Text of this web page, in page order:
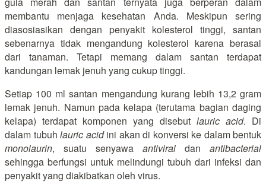
membantu menjaga kesehatan Anda. Meskipun sering
diasosiasikan dengan penyakit kolesterol tinggi, santan
sebenarnya tidak mengandung kolesterol karena berasal
dari tanaman. Tetapi memang dalam santan terdapat
kandungan lemak jenuh yang cukup tinggi.
Setiap 100 ml santan mengandung kurang lebih 13,2 gram
lemak jenuh. Namun pada kelapa (terutama bagian daging
kelapa) terdapat komponen yang disebut lauric acid. Di
dalam tubuh lauric acidini akan di konversi ke dalam bentuk
monolaurin, suatu senyawa antiviral dan antibacterial
sehingga berfungsi untuk melindungi tubuh dari infeksi dan
penyakit yang diakibatkan oleh virus.